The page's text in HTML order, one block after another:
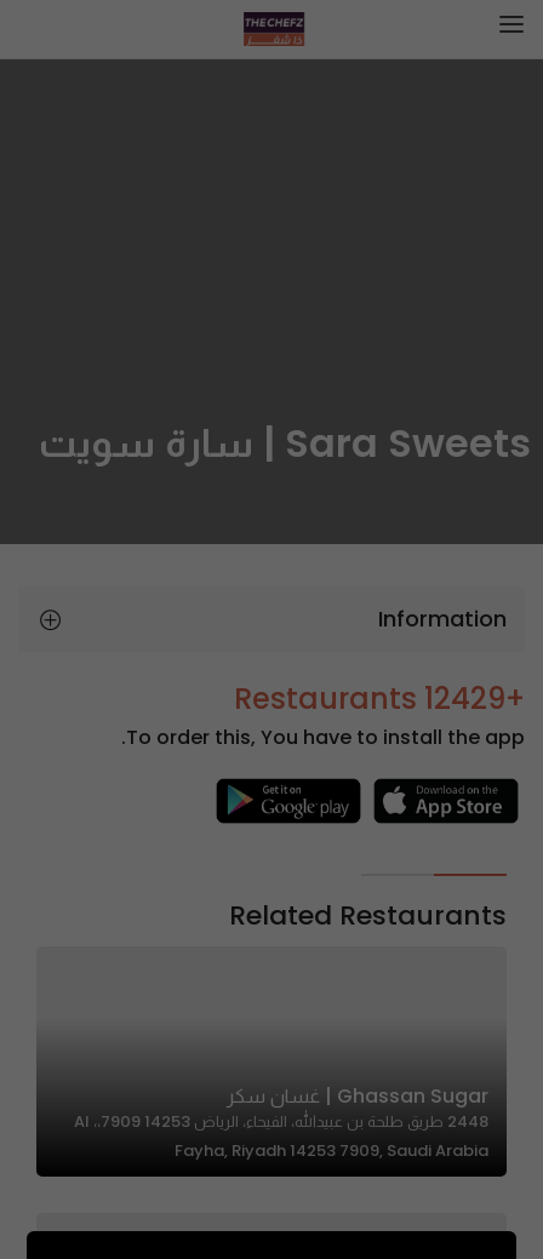
Sara Sweets | سارة سويت
Information
+12429 Restaurants
To order this, You have to install the app.
Related Restaurants
Ghassan Sugar | غسان سكر
2448 طريق طلحة بن عبيدالله، الفيحاء، الرياض 14253 7909،، Al
Fayha, Riyadh 14253 7909, Saudi Arabia